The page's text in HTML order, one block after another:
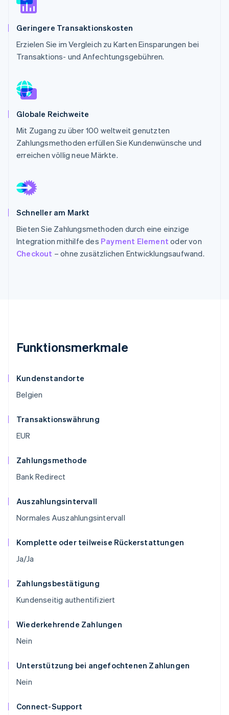
Betrugsprävention
Start-up-Gründung
Climate
CO₂-Entnahme
Stripe-Sessions 2026
Erfahren Sie, wie Stripe Lösungen für die
Jetzt ansehen
Partner
Geringere Transaktionskosten
Erzielen Sie im Vergleich zu Karten Einsparungen bei
Transaktions- und Anfechtungsgebühren.
Globale Reichweite
Mit Zugang zu über 100 weltweit genutzten
Zahlungsmethoden erfüllen Sie Kundenwünsche und
erreichen völlig neue Märkte.
Schneller am Markt
Bieten Sie Zahlungsmethoden durch eine einzige
Integration mithilfe des Payment Element oder von
Checkout – ohne zusätzlichen Entwicklungsaufwand.
Funktionsmerkmale
Kundenstandorte
Belgien
Transaktionswährung
EUR
Zahlungsmethode
Bank Redirect
Auszahlungsintervall
Normales Auszahlungsintervall
Komplette oder teilweise Rückerstattungen
Ja/Ja
Zahlungsbestätigung
Kundenseitig authentifiziert
Wiederkehrende Zahlungen
Nein
Unterstützung bei angefochtenen Zahlungen
Nein
Connect-Support